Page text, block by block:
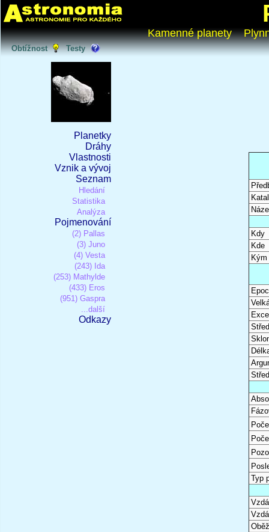
Kamenné planety
Obtížnost Testy
Planetky
Dráhy
Vlastnosti
Vznik a vývoj
Seznam
Hledání
Statistika
Analýza
Pojmenování
(2) Pallas
(3) Juno
(4) Vesta
(243) Ida
(253) Mathylde
(433) Eros
(951) Gaspra
...další
Odkazy
Kdy
Kde
Kým
Typ